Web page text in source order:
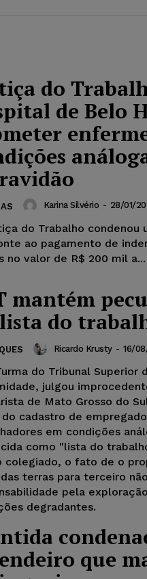
do
de Belo
Karina Silvério - 28/01/
do Trabalho condenou
ao pagamento de
no valor de R$ 200 mil a...
mantém
do
Ricardo Krusty - 16/
do Tribunal Superior
julgou
de Mato Grosso do
do cadastro de
em condições
como "lista do
colegiado, o fato de o
terras para terceiro
pela
degradantes.
que